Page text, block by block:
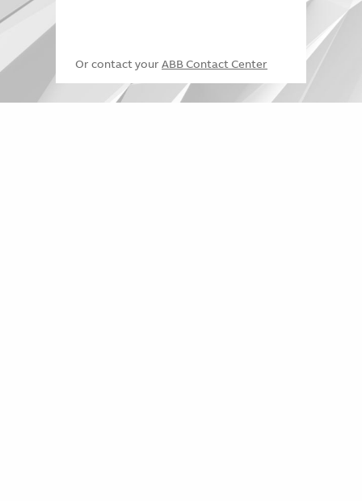
Or contact your ABB Contact Center